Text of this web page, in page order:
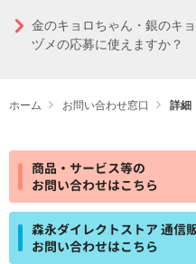
金のキョロちゃん・銀のキ
ヅメの応募に使えますか？
ホーム お問い合わせ窓口 詳細
商品・サービス等の
お問い合わせはこちら
森永ダイレクトストア 通信
お問い合わせはこちら